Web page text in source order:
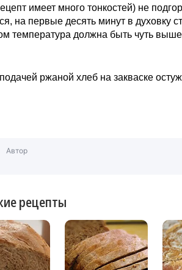
имеет много тонкостей) не
на первые десять минут в духовку
температура должна быть чуть
ржаной хлеб на закваске
Автор
рецепты